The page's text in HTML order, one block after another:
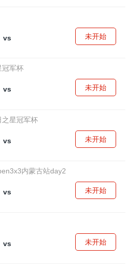
vs
未开始
冠军杯
vs
未开始
之星冠军杯
vs
未开始
内蒙古站day2
vs
未开始
vs
未开始